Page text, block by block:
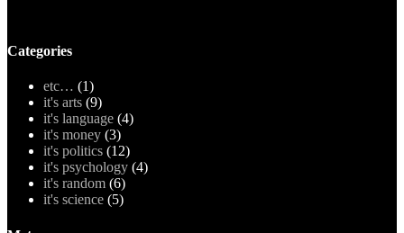
Categories
etc… (1)
it's arts (9)
it's language (4)
it's money (3)
it's politics (12)
it's psychology (4)
it's random (6)
it's science (5)